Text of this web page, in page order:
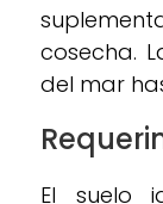
cosecha.
del mar
El suelo